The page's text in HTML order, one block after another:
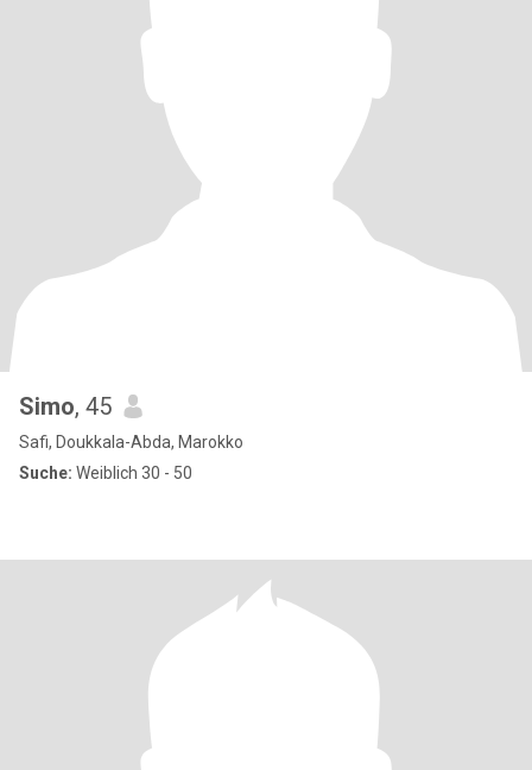
Simo, 45
Safi, Doukkala-Abda, Marokko
Suche: Weiblich 30 - 50